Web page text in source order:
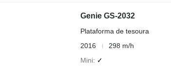
Genie GS-2032
Plataforma de tesoura
2016
298 m/h
Mini
✓